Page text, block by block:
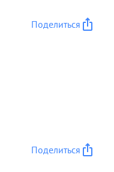
задачи,
Поделиться
Поделиться